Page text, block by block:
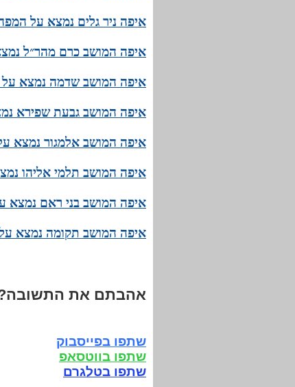
איפה ניר גלים נמצא על
איפה המושב כרם מהר״ל
איפה המושב שדמה נמצא על
איפה המושב גבעת שפירא
איפה המושב אלמגור נמצא
איפה המושב תלמי אליהו
איפה המושב בני ראם נמצא
איפה המושב תקומה נמצא
אהבתם את
שתפו בפייסבוק
שתפו בווטסאפ
שתפו בטלגרם